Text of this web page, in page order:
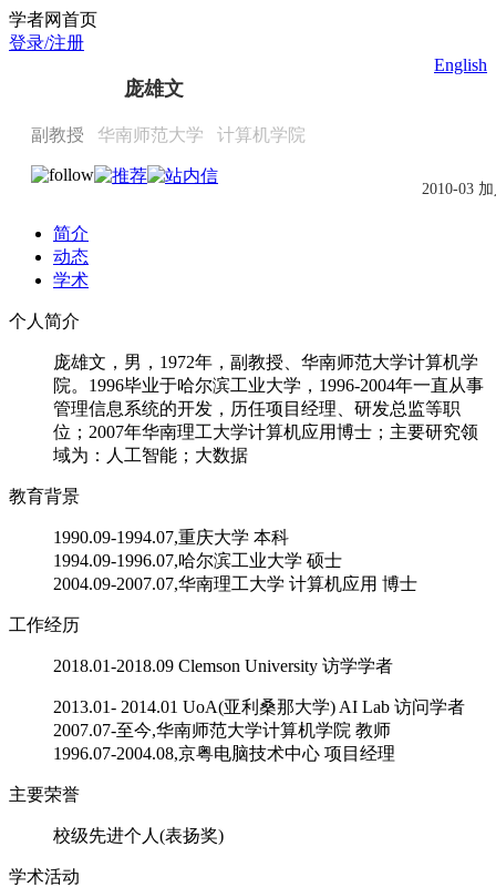
学者网首页
登录/注册
English
庞雄文
副教授 华南师范大学 计算机学院
2010-03
简介
动态
学术
个人简介
庞雄文，男，1972年，副教授、华南师范大学计算机学
院。1996毕业于哈尔滨工业大学，1996-2004年一直从事
管理信息系统的开发，历任项目经理、研发总监等职
位；2007年华南理工大学计算机应用博士；主要研究领
域为：人工智能；大数据
教育背景
1990.09-1994.07,重庆大学 本科
1994.09-1996.07,哈尔滨工业大学 硕士
2004.09-2007.07,华南理工大学 计算机应用 博士
工作经历
2018.01-2018.09 Clemson University 访学学者
2013.01- 2014.01 UoA(亚利桑那大学) AI Lab 访问学者
2007.07-至今,华南师范大学计算机学院 教师
1996.07-2004.08,京粤电脑技术中心 项目经理
主要荣誉
校级先进个人(表扬奖)
学术活动